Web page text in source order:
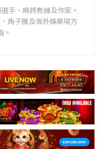
手、麻將教練及作家。
角子機及海外娛樂場方
。